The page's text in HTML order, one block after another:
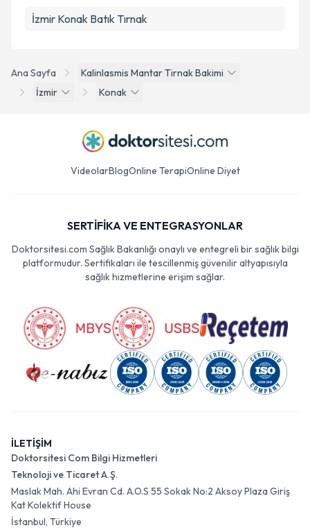
Ana Sayfa
Kalinlasmis Mantar Tirnak Bakimi
İzmir
Konak
İzmir Konak Batık Tırnak
VideolarBlogOnline TerapiOnline Diyet
SERTİFİKA VE ENTEGRASYONLAR
Doktorsitesi.com Sağlık Bakanlığı onaylı ve entegreli bir sağlık bilgi
platformudur. Sertifikaları ile tescillenmiş güvenilir altyapısıyla
sağlık hizmetlerine erişim sağlar.
İLETİŞİM
Doktorsitesi Com Bilgi Hizmetleri
Teknoloji ve Ticaret A.Ş.
Maslak Mah. Ahi Evran Cd. A.O.S 55 Sokak No:2 Aksoy Plaza Giriş
Kat Kolektif House
İstanbul, Türkiye